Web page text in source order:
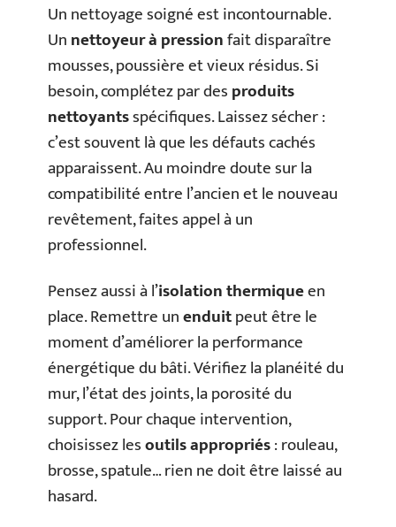
Un nettoyage soigné est incontournable.
Unnettoyeur à pressionfait disparaître
mousses, poussière et vieux résidus. Si
besoin, complétez par desproduits
nettoyantsspécifiques. Laissez sécher :
c’est souvent là que les défauts cachés
apparaissent. Au moindre doute sur la
compatibilité entre l’ancien et le nouveau
revêtement, faites appel à un
professionnel.
Pensez aussi à l’isolation thermiqueen
place. Remettre unenduitpeut être le
moment d’améliorer la performance
énergétique du bâti. Vérifiez la planéité du
mur, l’état des joints, la porosité du
support. Pour chaque intervention,
choisissez lesoutils appropriés: rouleau,
brosse, spatule… rien ne doit être laissé au
hasard.